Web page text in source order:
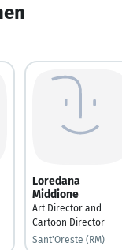
Loredana
Middione
Art Director and
Cartoon Director
Sant'Oreste (RM)